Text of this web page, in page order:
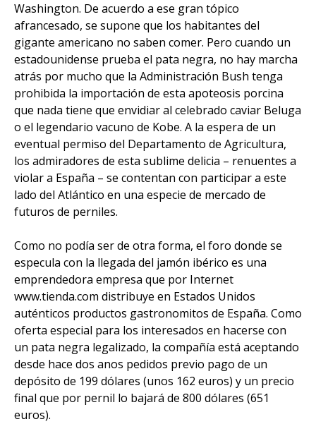
Washington. De acuerdo a ese gran tópico
afrancesado, se supone que los habitantes del
gigante americano no saben comer. Pero cuando un
estadounidense prueba el pata negra, no hay marcha
atrás por mucho que la Administración Bush tenga
prohibida la importación de esta apoteosis porcina
que nada tiene que envidiar al celebrado caviar Beluga
o el legendario vacuno de Kobe. A la espera de un
eventual permiso del Departamento de Agricultura,
los admiradores de esta sublime delicia – renuentes a
violar a España – se contentan con participar a este
lado del Atlántico en una especie de mercado de
futuros de perniles.
Como no podía ser de otra forma, el foro donde se
especula con la llegada del jamón ibérico es una
emprendedora empresa que por Internet
www.tienda.com distribuye en Estados Unidos
auténticos productos gastronomitos de España. Como
oferta especial para los interesados en hacerse con
un pata negra legalizado, la compañía está aceptando
desde hace dos anos pedidos previo pago de un
depósito de 199 dólares (unos 162 euros) y un precio
final que por pernil lo bajará de 800 dólares (651
euros).